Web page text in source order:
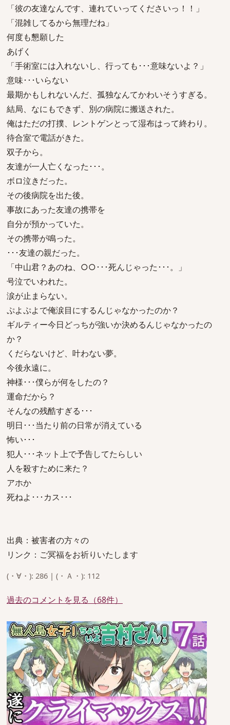
「彼の友達なんです、連れていってくださいっ！！」
「混雑してるから無理だね」
何度も懇願した
あげく
「手術室には入れないし、行っても･･･意味ないよ？」
意味･･･いらない
最期かもしれないんだ、孤独なんてかわいそうすぎる。
結局、なにもできず、別の病院に搬送された。
俺はただの打撲、レントゲンとって湿布はって終わり。
待合室で電話がきた。
双子から。
友達が一人亡くなった･･･。
ボロ泣きだった。
その後病院を出た後。
事故にあった友達の携帯を
自分が預かっていた。
その携帯が鳴った。
･･･友達の親だった。
「中山君？あのね、○○･･･死んじゃった･･･。」
号泣でいわれた。
涙が止まらない。
ぷよぷよで俺涙目にするんじゃなかったのか？
ギルティー今日どっちが強いか決めるんじゃなかったの
か？
くだらないけど、叶わない夢。
今後永遠に。
神様･･･僕らが何をしたの？
運命だから？
そんなの残酷すぎる･･･
明日･･･当たり前の日常が消えている
怖い･･･
犯人･･･ネット上で予告してたらしい
人を殺すために来た？
アホか
死ねよ･･･カス･･･
出典：被害者の方々の
リンク：ご冥福をお祈りいたします
(・∀・): 286 | (・Ａ・): 112
過去のコメントを見る（68件）